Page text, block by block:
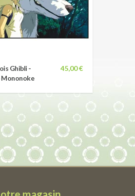
45,00 €
Ghibli -
Mononoke